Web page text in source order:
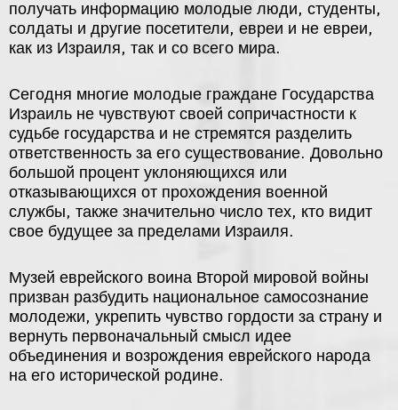
получать информацию молодые люди, студенты,
солдаты и другие посетители, евреи и не евреи,
как из Израиля, так и со всего мира.
Сегодня многие молодые граждане Государства
Израиль не чувствуют своей сопричастности к
судьбе государства и не стремятся разделить
ответственность за его существование. Довольно
большой процент уклоняющихся или
отказывающихся от прохождения военной
службы, также значительно число тех, кто видит
свое будущее за пределами Израиля.
Музей еврейского воина Второй мировой войны
призван разбудить национальное самосознание
молодежи, укрепить чувство гордости за страну и
вернуть первоначальный смысл идее
объединения и возрождения еврейского народа
на его исторической родине.